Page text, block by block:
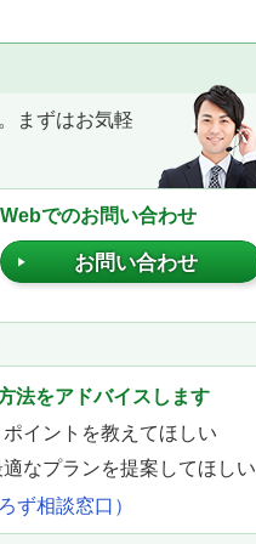
まずはお気軽
Webでのお問い合わせ
お問い合わせ
法をアドバイスします
イントを教えてほしい
なプランを提案してほしい
ず相談窓口）